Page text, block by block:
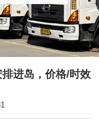
进岛，价格/时效